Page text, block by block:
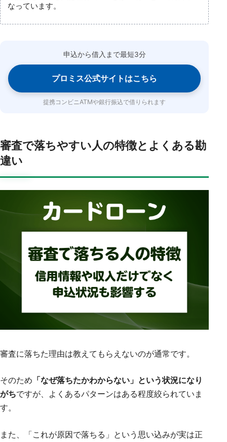
なっています。
申込から借入まで最短3分
プロミス公式サイトはこちら
提携コンビニATMや銀行振込で借りられます
審査で落ちやすい人の特徴とよくある勘
違い
審査に落ちた理由は教えてもらえないのが通常です。
そのため 「なぜ落ちたかわからない」という状況になり
がちですが、よくあるパターンはある程度絞られていま
す。
また、「これが原因で落ちる」という思い込みが実は正